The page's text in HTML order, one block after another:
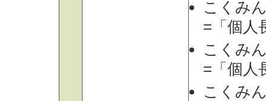
こくみ
=「個人
こくみ
=「個人
こくみ